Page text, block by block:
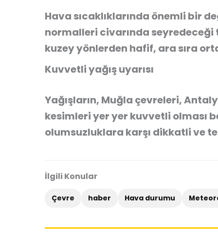
Hava sıcaklıklarında önemli bir
normalleri civarında seyredeceği
kuzey yönlerden hafif, ara sıra
Kuvvetli yağış uyarısı
Yağışların, Muğla çevreleri,
kesimleri yer yer kuvvetli olması
olumsuzluklara karşı dikkatli ve
İlgili Konular
Çevre haber Hava durumu